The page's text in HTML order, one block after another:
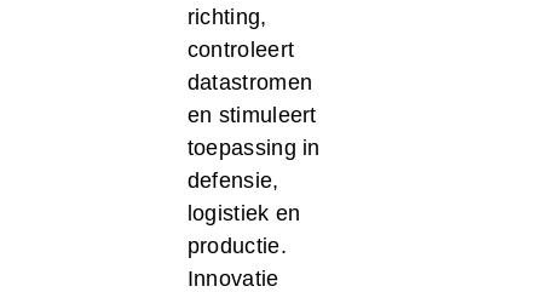
richting,
controleert
datastromen
en stimuleert
toepassing in
defensie,
logistiek en
productie.
Innovatie